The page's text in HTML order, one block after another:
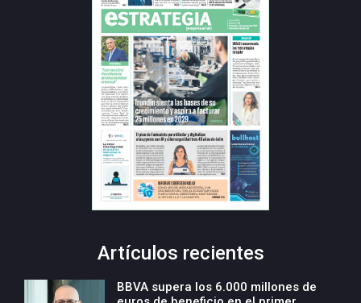
Artículos recientes
BBVA supera los 6.000 millones de